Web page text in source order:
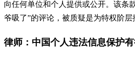
向任何单位和个人提供或公开。该条
爷吸了”的评论，被质疑是为特权阶层
律师：中国个人违法信息保护